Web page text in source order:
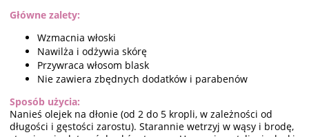
Główne zalety:
Wzmacnia włoski
Nawilża i odżywia skórę
Przywraca włosom blask
Nie zawiera zbędnych dodatków i parabenów
Sposób użycia:
Nanieś olejek na dłonie (od 2 do 5 kropli, w zależności od
długości i gęstości zarostu). Starannie wetrzyj w wąsy i brodę,